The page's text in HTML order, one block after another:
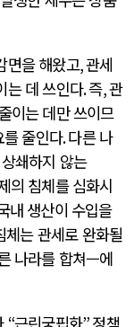
면을 해왔고,관세
는 데 쓰인다.즉,관
이는 데만 쓰이므
줄인다.다른 나
쇄하지 않는
의 침체를 심화시
내 생산이 수입을
체는 관세로 완화될
나라를 합쳐—에